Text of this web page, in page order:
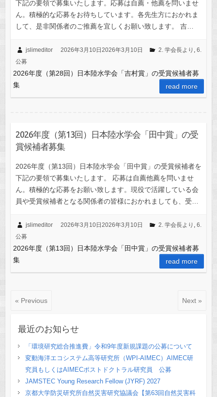
下記の要領で募集いたします。応募は自薦・他薦を問いませ
ん。積極的な応募をお待ちしています。各先生方におかれま
して、是非関係者のご推薦を宜しくお願い致します。 吉…
jslimeditor 2026年3月10日2026年3月10日 2. 学会長より
6.
公募
2026年度（第28回）日本陸水学会「吉村賞」の受賞候補者募
集
read more
2026年度（第13回）日本陸水学会「田中賞」の受
賞候補者募集
2026年度（第13回）日本陸水学会「田中賞」の受賞候補者を
下記の要領で募集いたします。 応募は自薦他薦を問いませ
ん。積極的な応募をお願い致します。現役で活躍している会
員や受賞候補者となる関係者の皆様におかれましても、受…
jslimeditor 2026年3月10日2026年3月10日 2. 学会長より
6.
公募
2026年度（第13回）日本陸水学会「田中賞」の受賞候補者募
集
read more
« Previous Next »
最近のお知らせ
「環境研究総合推進費」令和9年度新規課題の公募について
変動海洋エコシステム高等研究所（WPI-AIMEC）AIMEC研
究員もしくはAIMECポストドクトラル研究員 公募
JAMSTEC Young Research Fellow (JYRF) 2027
京都大学防災研究所自然災害研究協議会【第63回自然災害科